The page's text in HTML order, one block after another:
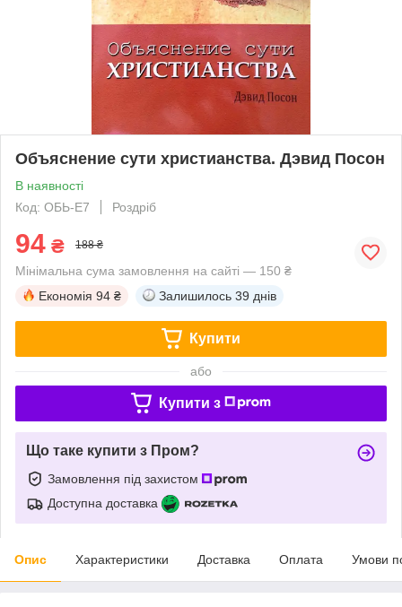
Объяснение сути христианства. Дэвид Посон
В наявності
Код: ОБЬ-Е7
Роздріб
94 ₴ 188 ₴
Мінімальна сума замовлення на сайті — 150 ₴
Економія 94 ₴ Залишилось 39 днів
Купити
або
Купити з
Що таке купити з Пром?
Замовлення під захистом
Доступна доставка
Опис Характеристики Доставка Оплата Умови